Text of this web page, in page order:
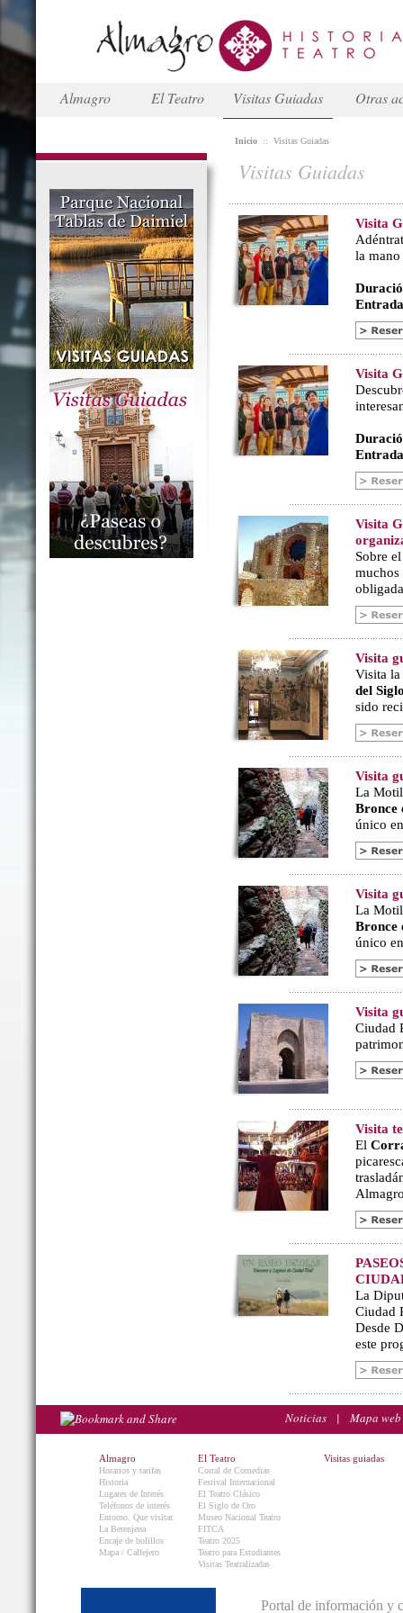
Almagro El Teatro Visitas Guiadas Otras
Inicio :: Visitas Guiadas
Visitas Guiadas
Visita
la
Visita
Visita
Sobre
Visita
Visita la
del
sido
Visita
La
Bronce
único
Visita
La
Bronce
único
Visita
Ciudad
Visita
El
La
Ciudad
Desde
este
Noticias | Mapa web
Almagro
Horarios y tarifas
Historia
Lugares de Interés
Teléfonos de interés
Entorno. Que visitar.
La Berenjena
Encaje de bolillos
Mapa / Callejero
El Teatro
Corral de Comedias
Festival Internacional
El Teatro Clásico
El Siglo de Oro
Museo Nacional Teatro
FITCA
Teatro 2025
Teatro para Estudiantes
Visitas Teatralizadas
Visitas guiadas
Portal de información y